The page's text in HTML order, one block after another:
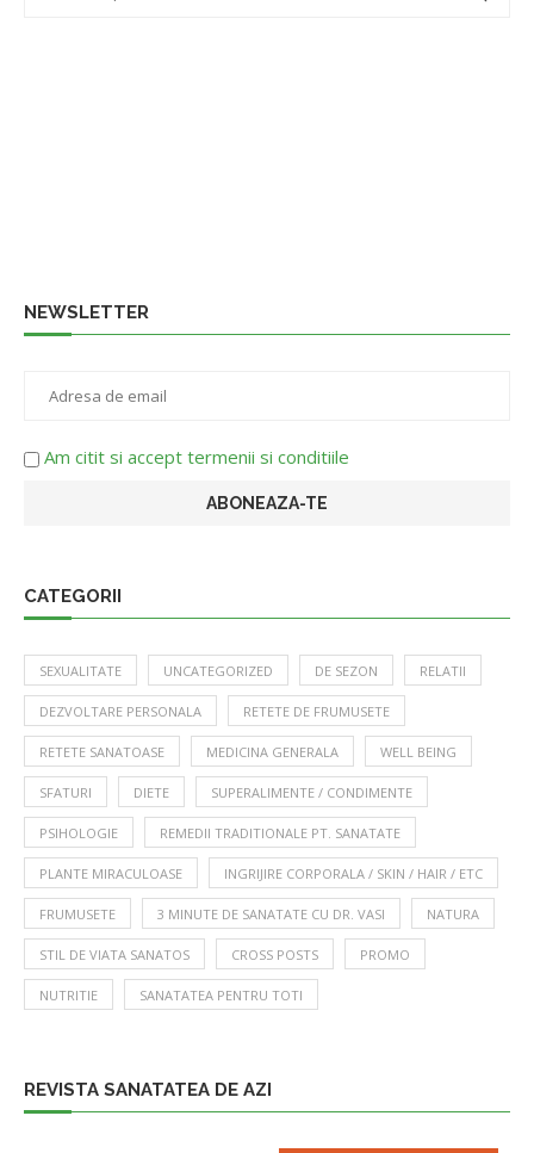
NEWSLETTER
Am citit si accept termenii si conditiile
CATEGORII
SEXUALITATE UNCATEGORIZED DE SEZON RELATII
DEZVOLTARE PERSONALA RETETE DE FRUMUSETE
RETETE SANATOASE MEDICINA GENERALA WELL BEING
SFATURI DIETE SUPERALIMENTE / CONDIMENTE
PSIHOLOGIE REMEDII TRADITIONALE PT. SANATATE
PLANTE MIRACULOASE INGRIJIRE CORPORALA / SKIN / HAIR / ETC
FRUMUSETE 3 MINUTE DE SANATATE CU DR. VASI NATURA
STIL DE VIATA SANATOS CROSS POSTS PROMO
NUTRITIE SANATATEA PENTRU TOTI
REVISTA SANATATEA DE AZI